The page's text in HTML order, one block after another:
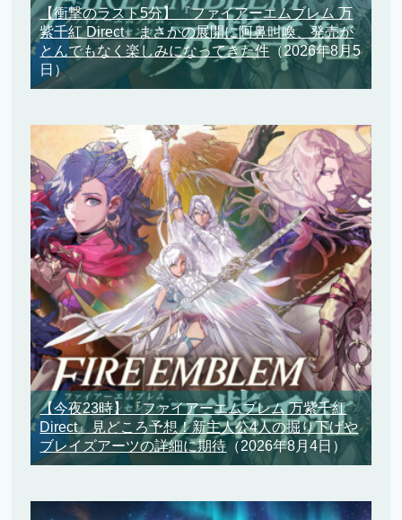
【衝撃のラスト5分】『ファイアーエムブレム 万
紫千紅 Direct』まさかの展開に阿鼻叫喚、発売が
とんでもなく楽しみになってきた件（2026年8月5
日）
【今夜23時】『ファイアーエムブレム 万紫千紅
Direct』見どころ予想！新主人公4人の掘り下げや
ブレイズアーツの詳細に期待 （2026年8月4日）